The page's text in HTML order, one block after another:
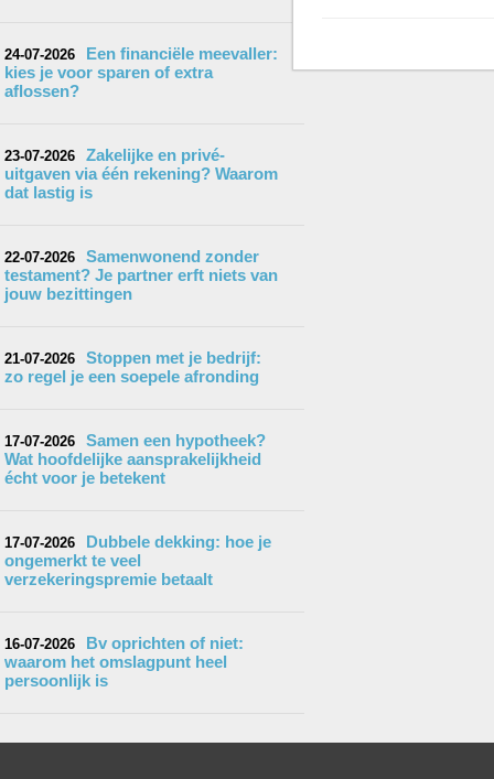
24-07-2026
Een financiële meevaller:
kies je voor sparen of extra
aflossen?
23-07-2026
Zakelijke en privé-
uitgaven via één rekening? Waarom
dat lastig is
22-07-2026
Samenwonend zonder
testament? Je partner erft niets van
jouw bezittingen
21-07-2026
Stoppen met je bedrijf:
zo regel je een soepele afronding
17-07-2026
Samen een hypotheek?
Wat hoofdelijke aansprakelijkheid
écht voor je betekent
17-07-2026
Dubbele dekking: hoe je
ongemerkt te veel
verzekeringspremie betaalt
16-07-2026
Bv oprichten of niet:
waarom het omslagpunt heel
persoonlijk is